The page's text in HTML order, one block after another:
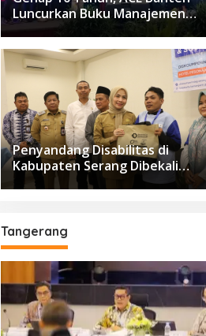
Luncurkan Buku Manajemen
Fasilitas
Penyandang Disabilitas di
Kabupaten Serang Dibekali
Pelatihan Pengolahan Hasil
Tangerang